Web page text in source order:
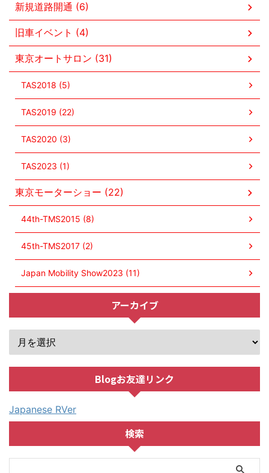
新規道路開通 (6)
旧車イベント (4)
東京オートサロン (31)
TAS2018 (5)
TAS2019 (22)
TAS2020 (3)
TAS2023 (1)
東京モーターショー (22)
44th-TMS2015 (8)
45th-TMS2017 (2)
Japan Mobility Show2023 (11)
アーカイブ
Blogお友達リンク
Japanese RVer
検索